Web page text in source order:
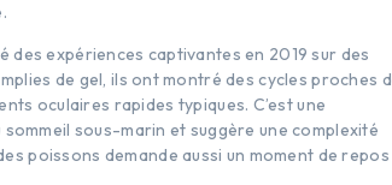
des expériences captivantes en 2019 sur des
de gel, ils ont montré des cycles proches
oculaires rapides typiques. C’est une
sous-marin et suggère une complexité
poissons demande aussi un moment de repos